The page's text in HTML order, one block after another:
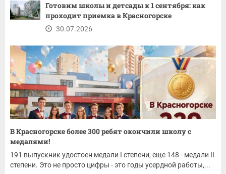
Готовим школы и детсады к 1 сентября: как
проходит приемка в Красногорске
30.07.2026
В Красногорске более 300 ребят окончили школу с
медалями!
191 выпускник удостоен медали I степени, еще 148 - медали II
степени. Это не просто цифры - это годы усердной работы,...